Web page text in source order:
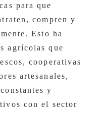
para que
compren y
Esto ha
agrícolas que
cooperativas
artesanales,
y
con el sector